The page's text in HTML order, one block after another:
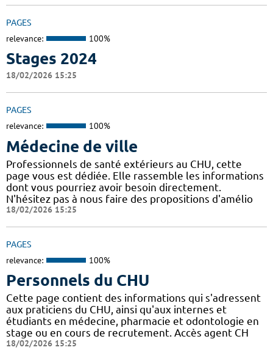
PAGES
relevance: 100%
Stages 2024
18/02/2026 15:25
PAGES
relevance: 100%
Médecine de ville
Professionnels de santé extérieurs au CHU, cette
page vous est dédiée. Elle rassemble les informations
dont vous pourriez avoir besoin directement.
N'hésitez pas à nous faire des propositions d'amélio
18/02/2026 15:25
PAGES
relevance: 100%
Personnels du CHU
Cette page contient des informations qui s'adressent
aux praticiens du CHU, ainsi qu'aux internes et
étudiants en médecine, pharmacie et odontologie en
stage ou en cours de recrutement. Accès agent CH
18/02/2026 15:25